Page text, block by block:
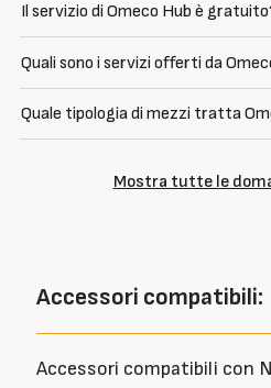
Il servizio di Omeco Hub è
Quali sono i servizi offerti da
Quale tipologia di mezzi tratta
Mostra tutte le
Accessori compatibili:
Accessori compatibili con